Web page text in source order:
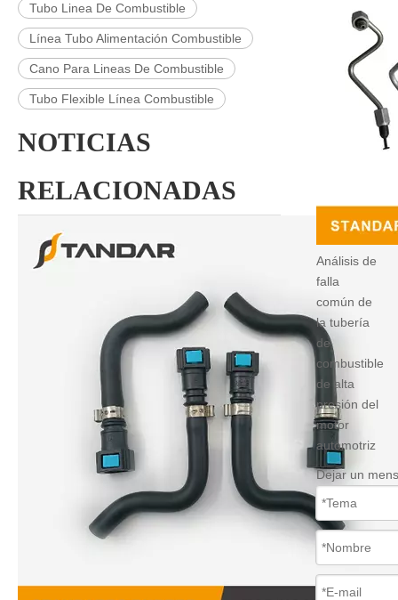
Tubo Linea De Combustible
Línea Tubo Alimentación Combustible
Cano Para Lineas De Combustible
Tubo Flexible Línea Combustible
NOTICIAS
RELACIONADAS
Análisis de
falla
común de
la tubería
de
combustible
de alta
presión del
motor
automotriz
Dejar un